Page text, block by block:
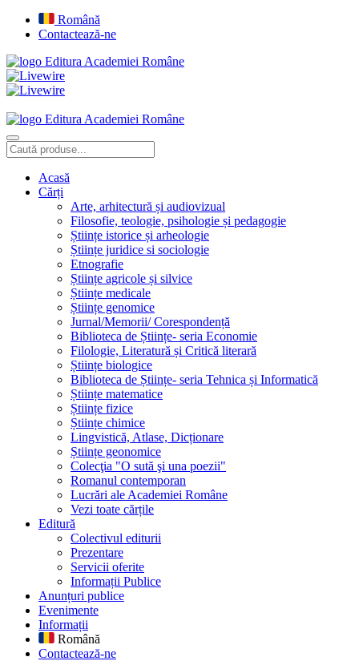
Română
Contactează-ne
Editura Academiei Române
Editura Academiei Române
Acasă
Cărți
Arte, arhitectură și audiovizual
Filosofie, teologie, psihologie și pedagogie
Științe istorice și arheologie
Științe juridice si sociologie
Etnografie
Științe agricole și silvice
Științe medicale
Științe genomice
Jurnal/Memorii/ Corespondență
Biblioteca de Științe- seria Economie
Filologie, Literatură și Critică literară
Științe biologice
Biblioteca de Științe- seria Tehnica și Informatică
Științe matematice
Științe fizice
Științe chimice
Lingvistică, Atlase, Dicționare
Științe geonomice
Colecţia "O sută şi una poezii"
Romanul contemporan
Lucrări ale Academiei Române
Vezi toate cărțile
Editură
Colectivul editurii
Prezentare
Servicii oferite
Informații Publice
Anunțuri publice
Evenimente
Informații
Română
Contactează-ne